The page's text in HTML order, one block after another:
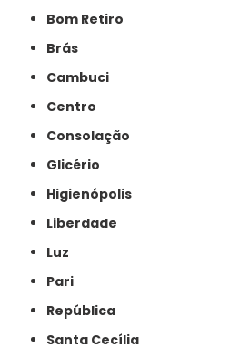
Bom Retiro
Brás
Cambuci
Centro
Consolação
Glicério
Higienópolis
Liberdade
Luz
Pari
República
Santa Cecília